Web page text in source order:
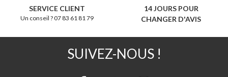
SERVICE CLIENT
Un conseil ? 07 83 61 81 79
14 JOURS POUR
CHANGER D'AVIS
SUIVEZ-NOUS !